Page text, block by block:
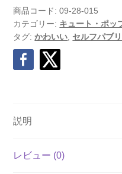
ッ
ト
（2023
年
8
個
商品コード:09-28-015
カテゴリー: キュート・ポッ
タグ:かわいい セルフパブ
説明
レビュー (0)